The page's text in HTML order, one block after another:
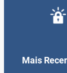
Mais